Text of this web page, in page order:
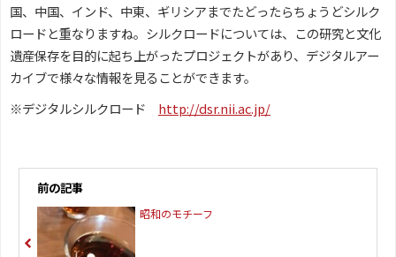
国、中国、インド、中東、ギリシアまでたどったらちょうどシルク
ロードと重なりますね。シルクロードについては、この研究と文化
遺産保存を目的に起ち上がったプロジェクトがあり、デジタルアー
カイブで様々な情報を見ることができます。
※デジタルシルクロード http://dsr.nii.ac.jp/
前の記事
昭和のモチーフ